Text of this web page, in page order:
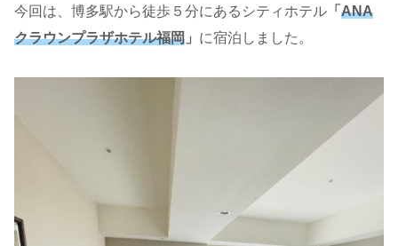
今回は、博多駅から徒歩５分にあるシティホテル 「 ANA
クラウンプラザホテル福岡 」 に宿泊しました。